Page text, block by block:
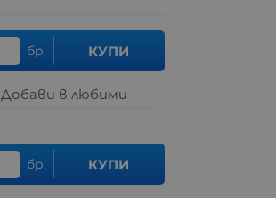
бр. КУПИ
Добави в любими
бр. КУПИ